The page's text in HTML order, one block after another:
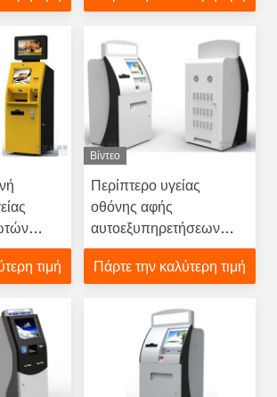
εφαρμόζεται
τιμή
Βίντεο
Περίπτερο υγείας
οθόνης αφής
αυτοεξυπηρετήσεων
19inch, υπομονετικό
περίπτερο εγγραφής
Πάρτε την καλύτερη τιμή